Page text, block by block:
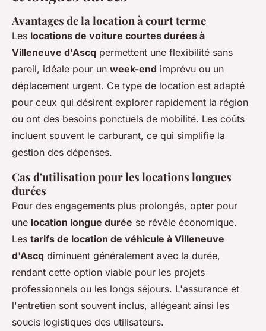
Avantages de la location à court terme
Les locations de voiture courtes durées à
Villeneuve d'Ascq permettent une flexibilité sans
pareil, idéale pour un week-end imprévu ou un
déplacement urgent. Ce type de location est adapté
pour ceux qui désirent explorer rapidement la région
ou ont des besoins ponctuels de mobilité. Les coûts
incluent souvent le carburant, ce qui simplifie la
gestion des dépenses.
Cas d'utilisation pour les locations longues
durées
Pour des engagements plus prolongés, opter pour
une location longue durée se révèle économique.
Les tarifs de location de véhicule à Villeneuve
d'Ascq diminuent généralement avec la durée,
rendant cette option viable pour les projets
professionnels ou les longs séjours. L'assurance et
l'entretien sont souvent inclus, allégeant ainsi les
soucis logistiques des utilisateurs.